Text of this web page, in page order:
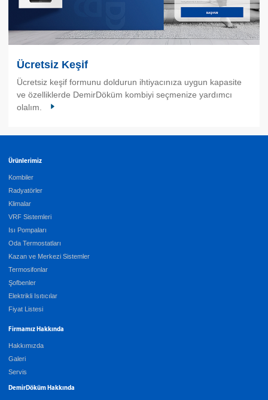
Ücretsiz Keşif
Ücretsiz keşif formunu doldurun ihtiyacınıza uygun kapasite
ve özelliklerde DemirDöküm kombiyi seçmenize yardımcı
olalım.
Ürünlerimiz
Kombiler
Radyatörler
Klimalar
VRF Sistemleri
Isı Pompaları
Oda Termostatları
Kazan ve Merkezi Sistemler
Termosifonlar
Şofbenler
Elektrikli Isıtıcılar
Fiyat Listesi
Firmamız Hakkında
Hakkımızda
Galeri
Servis
DemirDöküm Hakkında